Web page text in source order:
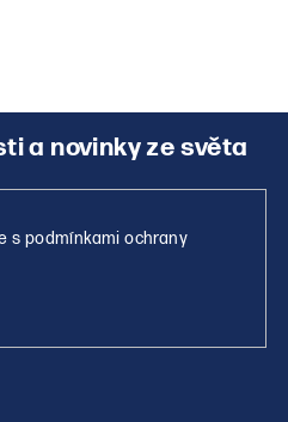
s podmínkami ochrany